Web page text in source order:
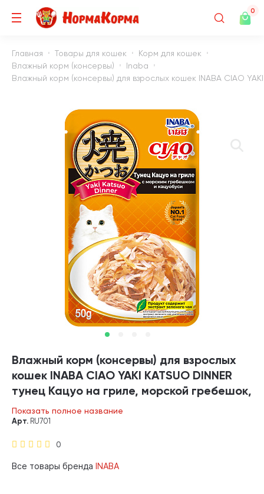
0
Главная Товары для кошек
Корм для кошек
Влажный корм (консервы)
Inaba
Влажный корм (консервы) для взрослых кошек INABA CIAO
Влажный корм (консервы) для взрослых
кошек INABA CIAO YAKI KATSUO DINNER
тунец Кацуо на гриле, морской гребешок,
кацуобуси в соусе пауч (50 гр)
Показать полное название
0
Арт. RU701
Все товары бренда INABA